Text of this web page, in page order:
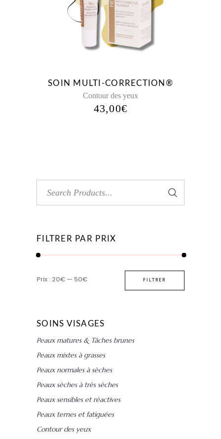
SOIN MULTI-CORRECTION®
Contour des yeux
43,00€
for:
FILTRER PAR PRIX
Prix
Prix
FILTRER
Prix : 20€ — 50€
SOINS VISAGES
Peaux matures & Tâches brunes
Peaux mixtes à grasses
Peaux normales à sèches
Peaux sèches à très sèches
Peaux sensibles et réactives
Peaux ternes et fatiguées
Contour des yeux